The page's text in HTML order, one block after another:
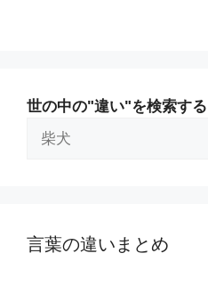
世の中の"違い"を検索する
言葉の違いまとめ